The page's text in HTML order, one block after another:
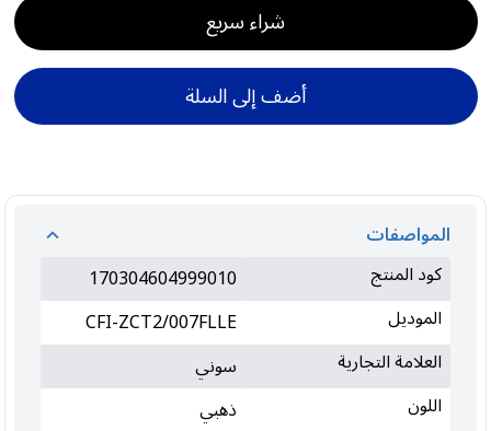
شراء سريع
أضف إلى السلة
المواصفات
كود المنتج
170304604999010
الموديل
CFI-ZCT2/007FLLE
العلامة التجارية
سوني
اللون
ذهبي